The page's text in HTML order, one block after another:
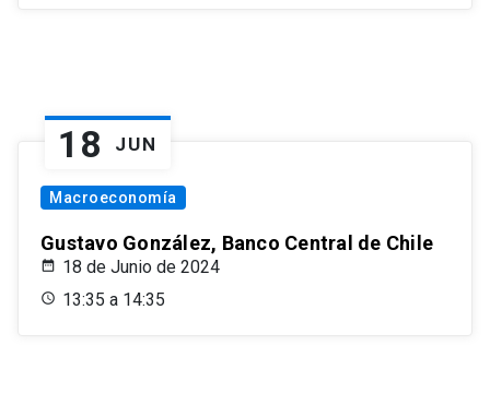
18 JUN
Macroeconomía
Gustavo González, Banco Central de Chile
18 de Junio de 2024
13:35 a 14:35